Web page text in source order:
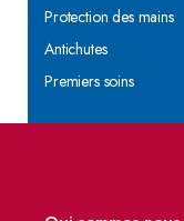
Protection des mains
Antichutes
Premiers soins